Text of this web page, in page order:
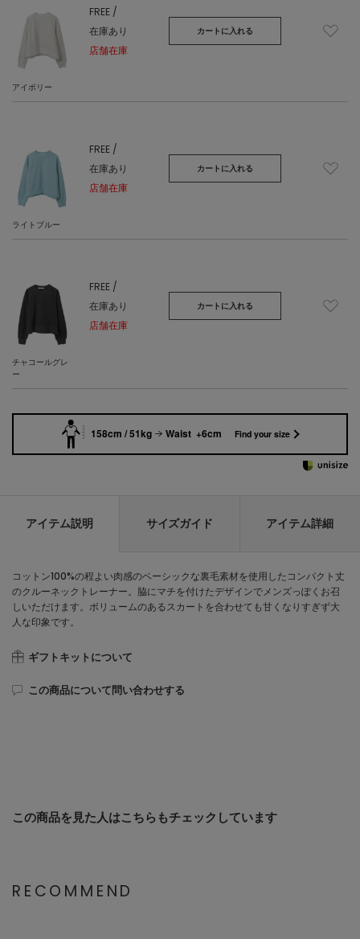
アイボリー
FREE /
在庫あり
店舗在庫
カートに入れる
ライトブルー
FREE /
在庫あり
店舗在庫
カートに入れる
チャコールグレ
ー
FREE /
在庫あり
店舗在庫
カートに入れる
158cm / 51kg Waist +6cm Find your size
アイテム説明 サイズガイド アイテム詳細
コットン100%の程よい肉感のベーシックな裏毛素材を使用したコンパクト丈
のクルーネックトレーナー。脇にマチを付けたデザインでメンズっぽくお召
しいただけます。ボリュームのあるスカートを合わせても甘くなりすぎず大
人な印象です。
ギフトキットについて
この商品について問い合わせする
この商品を見た人はこちらもチェックしています
RECOMMEND